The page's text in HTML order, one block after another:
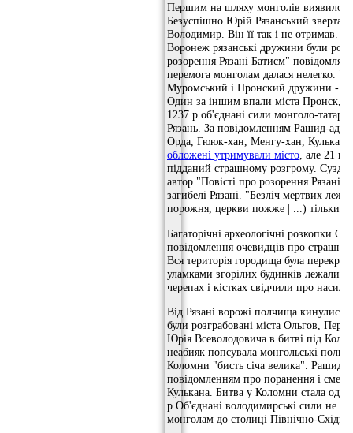
Першим на шляху монголів виявилося
Безуспішно Юрій Рязанський
Володимир. Він її так і не отримав. У
Воронеж рязанські дружини були
розорення Рязані Батиєм" повідомляє
перемога монголам далася нелегко.
Муромський і Пронский дружини -
Один за іншим впали міста Пронск,
1237 р об'єднані сили монголо-татар
Рязань. За повідомленням Рашид-ад-
Орда, Гююк-хан, Менгу-хан,
обложені утримували місто, але 21
підданий страшному розгрому.
автор "Повісті про розорення
загибелі Рязані. "Безліч мертвих
порожня, церкви пожже | ...) тільки
Багаторічні археологічні розкопки
повідомлення очевидців про страшну
Вся територія городища була
уламками згорілих будинків лежали
черепах і кістках свідчили про
Від Рязані ворожі полчища кинулися
були розграбовані міста Ольгов,
Юрія Всеволодовича в битві під
неабияк попсувала монгольські
Коломни "бисть січа велика". Рашид-
повідомленням про поранення і
Кулькана. Битва у Коломни стала
р Об'єднані володимирські сили не
монголам до столиці Північно-